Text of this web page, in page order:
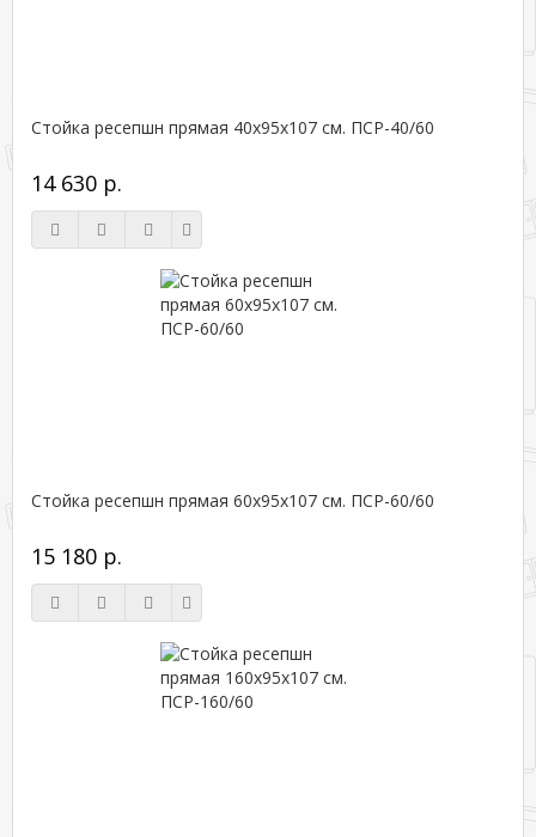
Стойка ресепшн прямая 40х95х107 см. ПСР-40/60
14 630 р.
Стойка ресепшн прямая 60х95х107 см. ПСР-60/60
15 180 р.